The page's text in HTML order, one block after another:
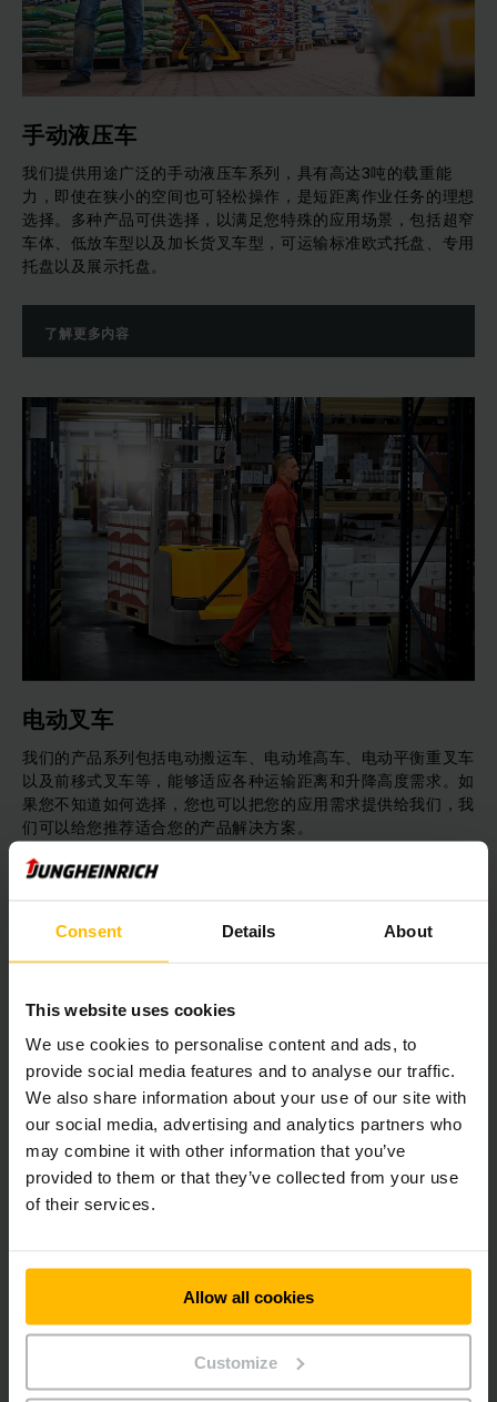
Consent Details About
This website uses cookies
We use cookies to personalise content and ads, to
provide social media features and to analyse our traffic.
We also share information about your use of our site with
our social media, advertising and analytics partners who
may combine it with other information that you’ve
provided to them or that they’ve collected from your use
of their services.
Allow all cookies
Customize
手动液压车
我们提供用途广泛的手动液压车系列，具有高达3吨的载重能
力，即使在狭小的空间也可轻松操作，是短距离作业任务的理想
选择。多种产品可供选择，以满足您特殊的应用场景，包括超窄
车体、低放车型以及加长货叉车型，可运输标准欧式托盘、专用
托盘以及展示托盘。
了解更多内容
电动叉车
我们的产品系列包括电动搬运车、电动堆高车、电动平衡重叉车
以及前移式叉车等，能够适应各种运输距离和升降高度需求。如
果您不知道如何选择，您也可以把您的应用需求提供给我们，我
们可以给您推荐适合您的产品解决方案。
仓库货架防护
仓库里的安全防护常常被人忽视，带来的是可怕的安全事故及经
济损失。我们为您提供完善的仓库安全设计方案，给您的人员、
财产和设备全面的防护。一份周全的防护设计蓝图，来自每个关
键点的防护设计。